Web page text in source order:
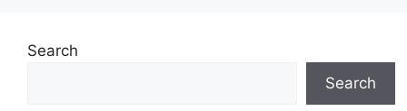
Search
Search